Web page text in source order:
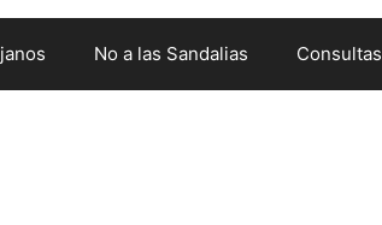
No a las Sandalias